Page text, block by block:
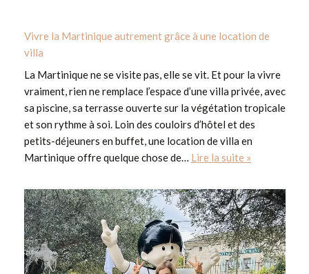
Vivre la Martinique autrement grâce à une location de
villa
La Martinique ne se visite pas, elle se vit. Et pour la vivre
vraiment, rien ne remplace l’espace d’une villa privée, avec
sa piscine, sa terrasse ouverte sur la végétation tropicale
et son rythme à soi. Loin des couloirs d’hôtel et des
petits-déjeuners en buffet, une location de villa en
Martinique offre quelque chose de… Lire la suite »